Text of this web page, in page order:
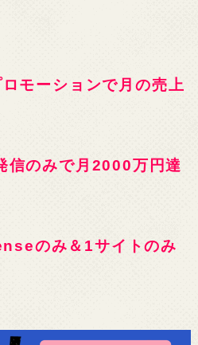
モーションで月の売上
信のみで月2000万円達
のみ＆1サイトのみ